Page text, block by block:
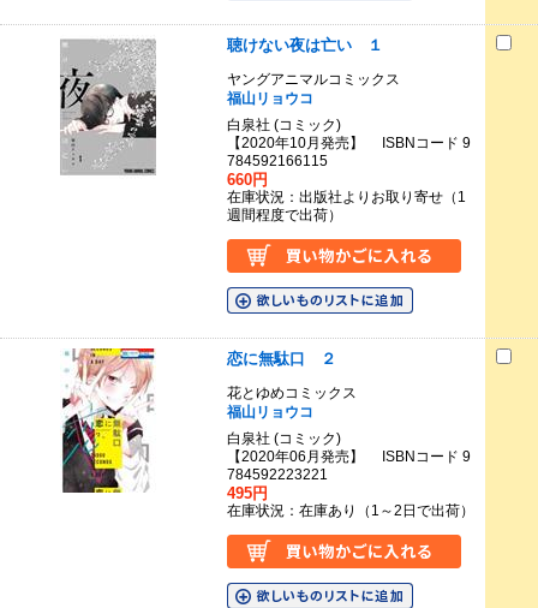
聴けない夜は亡い １
ヤングアニマルコミックス
福山リョウコ
白泉社 (コミック)
【2020年10月発売】 ISBNコード 9
784592166115
660円
在庫状況：出版社よりお取り寄せ（1
週間程度で出荷）
恋に無駄口 ２
花とゆめコミックス
福山リョウコ
白泉社 (コミック)
【2020年06月発売】 ISBNコード 9
784592223221
495円
在庫状況：在庫あり（1～2日で出荷）